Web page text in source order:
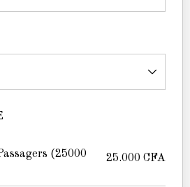
(25000
25.000 CFA